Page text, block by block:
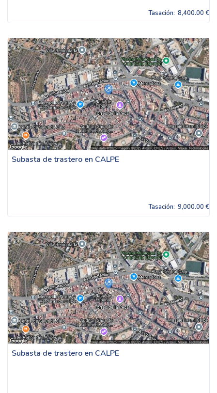
Tasación: 8,400.00 €
Subasta de trastero en CALPE
Tasación: 9,000.00 €
Subasta de trastero en CALPE